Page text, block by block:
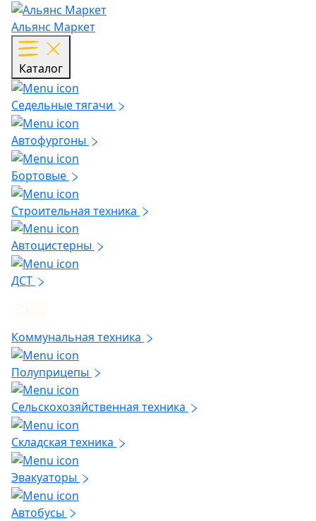
Альянс Маркет
Каталог
Седельные тягачи
Автофургоны
Бортовые
Строительная техника
Автоцистерны
ДСТ
Коммунальная техника
Полуприцепы
Сельскохозяйственная техника
Складская техника
Эвакуаторы
Автобусы